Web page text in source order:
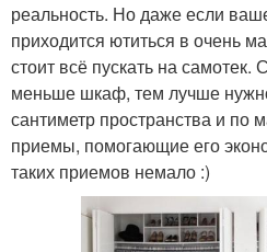
реальность. Но даже если
приходится ютиться в очень
стоит всё пускать на самотек.
меньше шкаф, тем лучше
сантиметр пространства и по
приемы, помогающие его
таких приемов немало :)